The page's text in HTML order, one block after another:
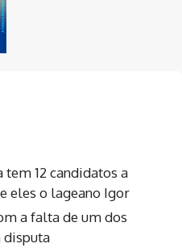
tem 12 candidatos a
eles o lageano Igor
a falta de um dos
disputa